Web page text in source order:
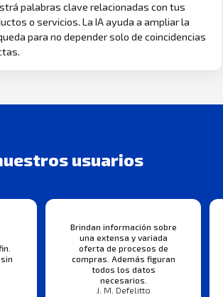
palabras clave relacionadas con tus
o servicios. La IA ayuda a ampliar la
para no depender solo de coincidencias
usuarios
Brindan información sobre
una extensa y variada
oferta de procesos de
compras. Además figuran
todos los datos
necesarios.
J. M. Defelitto